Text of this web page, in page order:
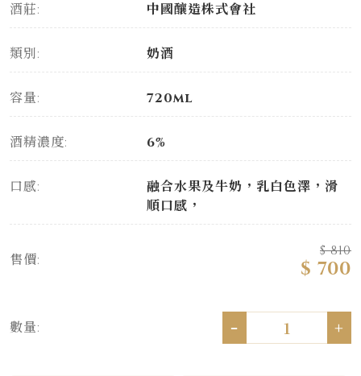
酒莊: 中國釀造株式會社
類別: 奶酒
容量: 720ml
酒精濃度: 6%
口感:
融合水果及牛奶，乳白色澤，滑
順口感，
售價:
$ 810
$ 700
數量: - +